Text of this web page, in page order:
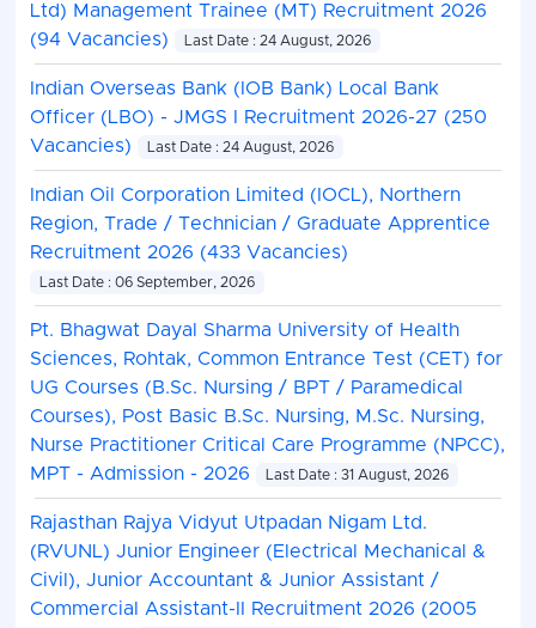
Ltd) Management Trainee (MT) Recruitment 2026
(94 Vacancies)
Last Date : 24 August, 2026
Indian Overseas Bank (IOB Bank) Local Bank
Officer (LBO) - JMGS I Recruitment 2026-27 (250
Vacancies)
Last Date : 24 August, 2026
Indian Oil Corporation Limited (IOCL), Northern
Region, Trade / Technician / Graduate Apprentice
Recruitment 2026 (433 Vacancies)
Last Date : 06 September, 2026
Pt. Bhagwat Dayal Sharma University of Health
Sciences, Rohtak, Common Entrance Test (CET) for
UG Courses (B.Sc. Nursing / BPT / Paramedical
Courses), Post Basic B.Sc. Nursing, M.Sc. Nursing,
Nurse Practitioner Critical Care Programme (NPCC),
MPT - Admission - 2026
Last Date : 31 August, 2026
Rajasthan Rajya Vidyut Utpadan Nigam Ltd.
(RVUNL) Junior Engineer (Electrical Mechanical &
Civil), Junior Accountant & Junior Assistant /
Commercial Assistant-II Recruitment 2026 (2005